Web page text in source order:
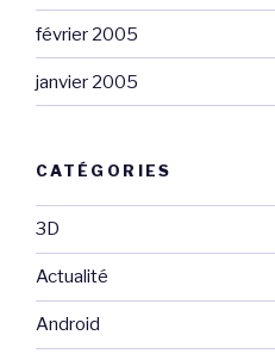
février 2005
janvier 2005
CATÉGORIES
3D
Actualité
Android